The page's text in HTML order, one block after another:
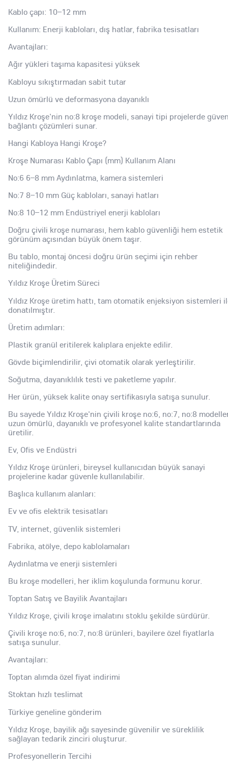
Kablo çapı: 10–12 mm
Kullanım: Enerji kabloları, dış hatlar, fabrika tesisatları
Avantajları:
Ağır yükleri taşıma kapasitesi yüksek
Kabloyu sıkıştırmadan sabit tutar
Uzun ömürlü ve deformasyona dayanıklı
Yıldız Kroşe'nin no:8 kroşe modeli, sanayi tipi projelerde
bağlantı çözümleri sunar.
Hangi Kabloya Hangi Kroşe?
Kroşe Numarası Kablo Çapı (mm) Kullanım Alanı
No:6 6–8 mm Aydınlatma, kamera sistemleri
No:7 8–10 mm Güç kabloları, sanayi hatları
No:8 10–12 mm Endüstriyel enerji kabloları
Doğru çivili kroşe numarası, hem kablo güvenliği hem estetik
görünüm açısından büyük önem taşır.
Bu tablo, montaj öncesi doğru ürün seçimi için rehber
niteliğindedir.
Yıldız Kroşe Üretim Süreci
Yıldız Kroşe üretim hattı, tam otomatik enjeksiyon sistemleri
donatılmıştır.
Üretim adımları:
Plastik granül eritilerek kalıplara enjekte edilir.
Gövde biçimlendirilir, çivi otomatik olarak yerleştirilir.
Soğutma, dayanıklılık testi ve paketleme yapılır.
Her ürün, yüksek kalite onay sertifikasıyla satışa sunulur.
Bu sayede Yıldız Kroşe'nin çivili kroşe no:6, no:7, no:8
uzun ömürlü, dayanıklı ve profesyonel kalite standartlarında
üretilir.
Ev, Ofis ve Endüstri
Yıldız Kroşe ürünleri, bireysel kullanıcıdan büyük sanayi
projelerine kadar güvenle kullanılabilir.
Başlıca kullanım alanları:
Ev ve ofis elektrik tesisatları
TV, internet, güvenlik sistemleri
Fabrika, atölye, depo kablolamaları
Aydınlatma ve enerji sistemleri
Bu kroşe modelleri, her iklim koşulunda formunu korur.
Toptan Satış ve Bayilik Avantajları
Yıldız Kroşe, çivili kroşe imalatını stoklu şekilde sürdürür.
Çivili kroşe no:6, no:7, no:8 ürünleri, bayilere özel fiyatlarla
satışa sunulur.
Avantajları:
Toptan alımda özel fiyat indirimi
Stoktan hızlı teslimat
Türkiye geneline gönderim
Yıldız Kroşe, bayilik ağı sayesinde güvenilir ve süreklilik
sağlayan tedarik zinciri oluşturur.
Profesyonellerin Tercihi